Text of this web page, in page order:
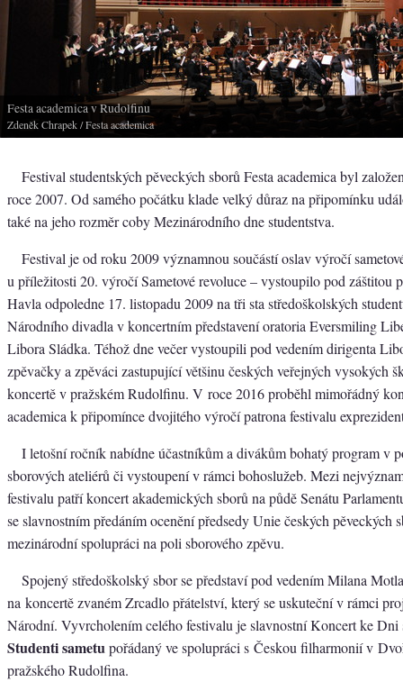
Festa academica v Rudolfinu
Zdeněk Chrapek/ Festa academica
Festival studentských pěveckých sborů Festa academica byl
roce 2007. Od samého počátku klade velký důraz na připomínku
také na jeho rozměr coby Mezinárodního dne studentstva.
Festival je od roku 2009 významnou součástí oslav výročí
u příležitosti 20. výročí Sametové revoluce – vystoupilo pod záštitou
Havla odpoledne 17. listopadu 2009 na tři sta středoškolských
Národního divadla v koncertním představení oratoria Eversmiling
Libora Sládka. Téhož dne večer vystoupili pod vedením dirigenta
zpěvačky a zpěváci zastupující většinu českých veřejných vysokých
koncertě v pražském Rudolfinu. V roce 2016 proběhl mimořádný
academica k připomínce dvojitého výročí patrona festivalu
I letošní ročník nabídne účastníkům a divákům bohatý program v
sborových ateliérů či vystoupení v rámci bohoslužeb. Mezi
festivalu patří koncert akademických sborů na půdě Senátu
se slavnostním předáním ocenění předsedy Unie českých pěveckých
mezinárodní spolupráci na poli sborového zpěvu.
Spojený středoškolský sbor se představí pod vedením Milana
na koncertě zvaném Zrcadlo přátelství, který se uskuteční v rámci
Národní. Vyvrcholením celého festivalu je slavnostní Koncert ke Dni
Studenti sametu pořádaný ve spolupráci s Českou filharmonií v
pražského Rudolfina.